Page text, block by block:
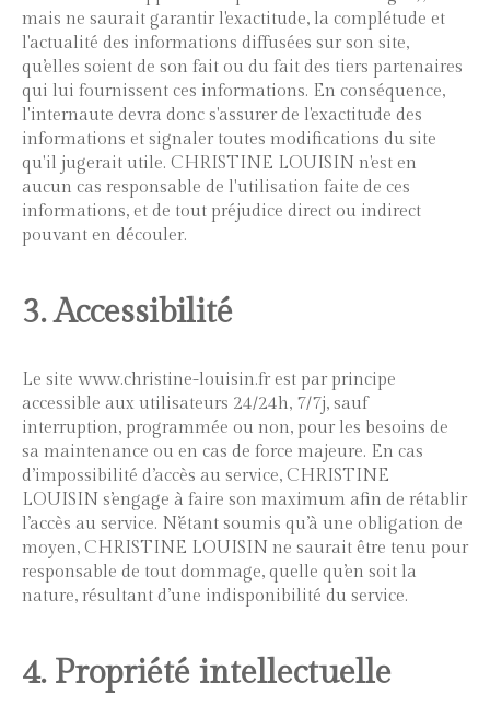
mais ne saurait garantir l'exactitude, la complétude et
l'actualité des informations diffusées sur son site,
qu’elles soient de son fait ou du fait des tiers partenaires
qui lui fournissent ces informations. En conséquence,
l'internaute devra donc s'assurer de l'exactitude des
informations et signaler toutes modifications du site
qu'il jugerait utile. CHRISTINE LOUISIN n'est en
aucun cas responsable de l'utilisation faite de ces
informations, et de tout préjudice direct ou indirect
pouvant en découler.
3. Accessibilité
Le site www.christine-louisin.fr est par principe
accessible aux utilisateurs 24/24h, 7/7j, sauf
interruption, programmée ou non, pour les besoins de
sa maintenance ou en cas de force majeure. En cas
d’impossibilité d’accès au service, CHRISTINE
LOUISIN s’engage à faire son maximum afin de rétablir
l’accès au service. N’étant soumis qu’à une obligation de
moyen, CHRISTINE LOUISIN ne saurait être tenu pour
responsable de tout dommage, quelle qu’en soit la
nature, résultant d’une indisponibilité du service.
4. Propriété intellectuelle